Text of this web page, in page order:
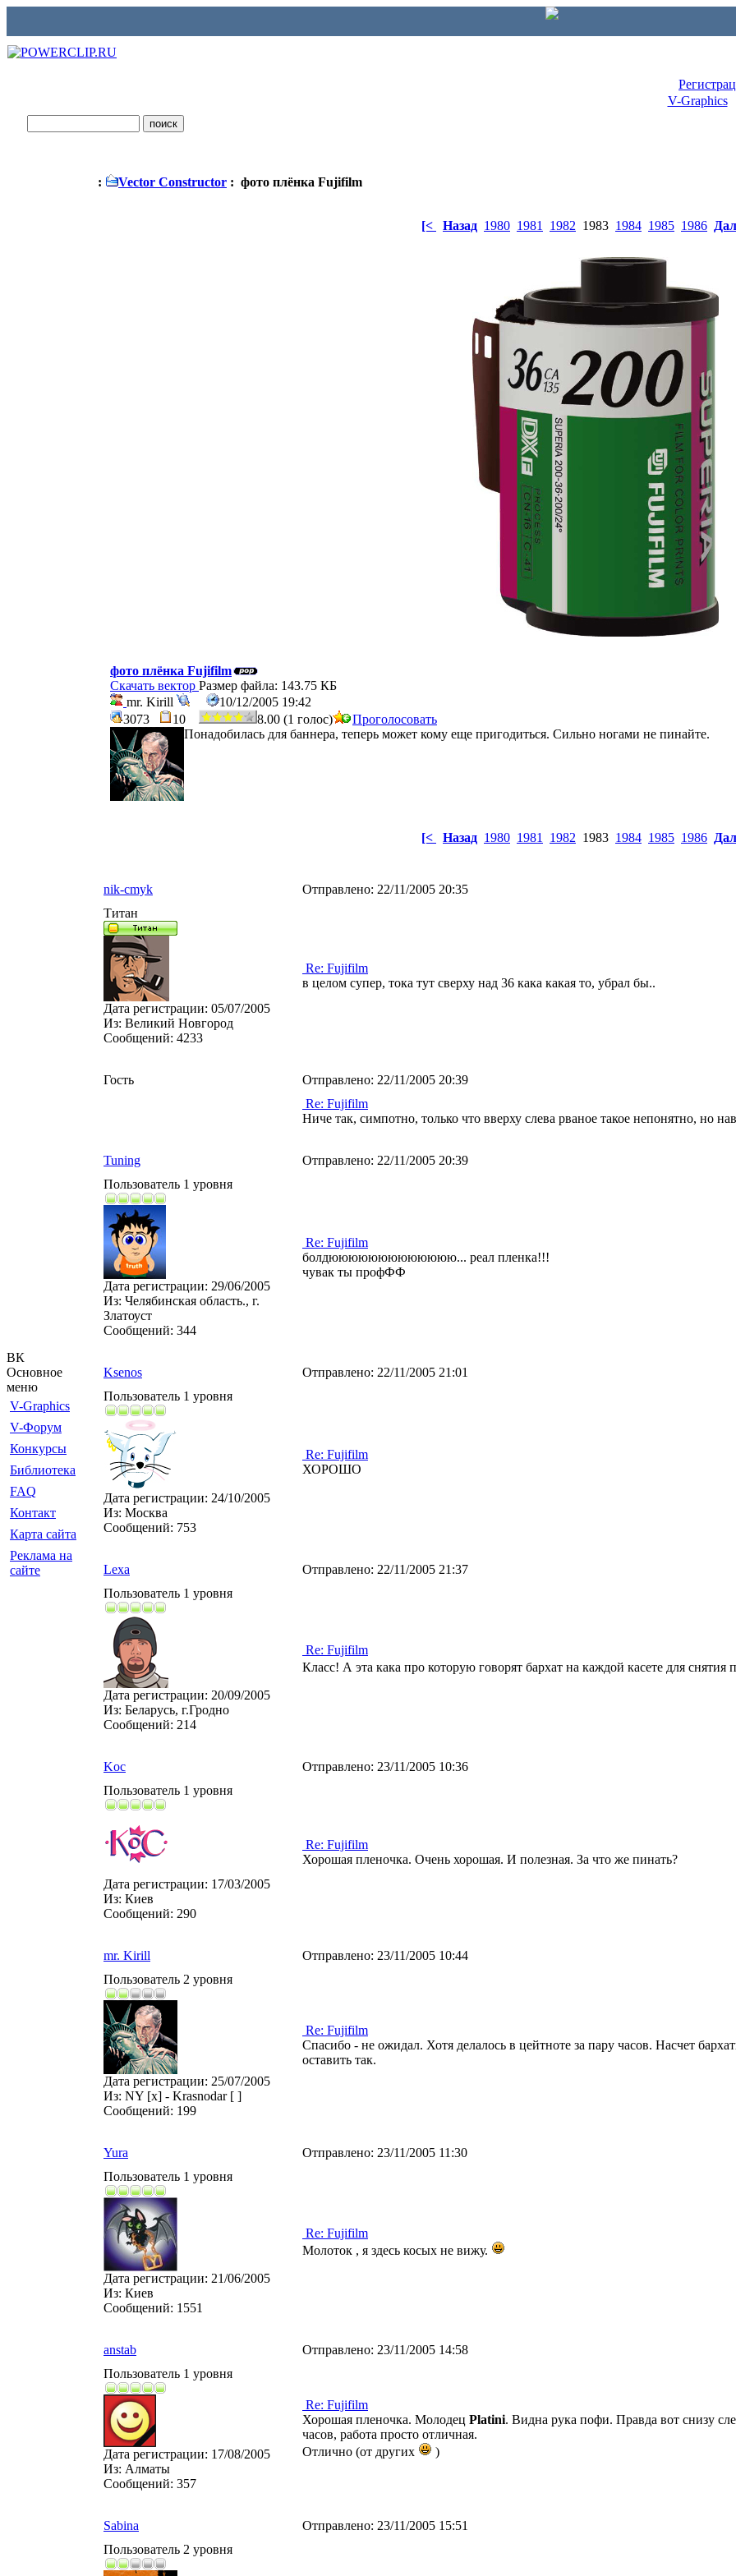
V-Graphics
ВК
Основное
меню
V-Graphics
V-Форум
Конкурсы
Библиотека
FAQ
Контакт
Карта сайта
Реклама на
сайте
: Vector Constructor : фото плёнка Fujifilm
[< Назад 1980 1981 1982 1983 1984 1985 1986
фото плёнка Fujifilm
Скачать вектор Размер файла: 143.75 КБ
mr. Kirill
10/12/2005 19:42
3073
10 8.00 (1 голос)
Проголосовать
Понадобилась для баннера, теперь может кому еще пригодиться. Сильно ногами не пинайте.
[< Назад 1980 1981 1982 1983 1984 1985 1986
nik-cmyk Отправлено: 22/11/2005 20:35
Титан
Дата регистрации: 05/07/2005
Из: Великий Новгород
Сообщений: 4233
Re: Fujifilm
в целом супер, тока тут сверху над 36 кака какая то, убрал бы..
Гость Отправлено: 22/11/2005 20:39
Re: Fujifilm
Ниче так, симпотно, только что вверху слева рваное такое непонятно, но
Tuning Отправлено: 22/11/2005 20:39
Пользователь 1 уровня
Дата регистрации: 29/06/2005
Из: Челябинская область., г.
Златоуст
Сообщений: 344
Re: Fujifilm
болдююююююююююююю... реал пленка!!!
чувак ты профФФ
Ksenos Отправлено: 22/11/2005 21:01
Пользователь 1 уровня
Дата регистрации: 24/10/2005
Из: Москва
Сообщений: 753
Re: Fujifilm
ХОРОШО
Lexa Отправлено: 22/11/2005 21:37
Пользователь 1 уровня
Дата регистрации: 20/09/2005
Из: Беларусь, г.Гродно
Сообщений: 214
Re: Fujifilm
Класс! А эта кака про которую говорят бархат на каждой касете для
Koc Отправлено: 23/11/2005 10:36
Пользователь 1 уровня
Дата регистрации: 17/03/2005
Из: Киев
Сообщений: 290
Re: Fujifilm
Хорошая пленочка. Очень хорошая. И полезная. За что же пинать?
mr. Kirill Отправлено: 23/11/2005 10:44
Пользователь 2 уровня
Дата регистрации: 25/07/2005
Из: NY [x] - Krasnodar [ ]
Сообщений: 199
Re: Fujifilm
Спасибо - не ожидал. Хотя делалось в цейтноте за пару часов. Насчет
оставить так.
Yura Отправлено: 23/11/2005 11:30
Пользователь 1 уровня
Дата регистрации: 21/06/2005
Из: Киев
Сообщений: 1551
Re: Fujifilm
Молоток , я здесь косых не вижу.
anstab Отправлено: 23/11/2005 14:58
Пользователь 1 уровня
Дата регистрации: 17/08/2005
Из: Алматы
Сообщений: 357
Re: Fujifilm
Хорошая пленочка. Молодец Platini. Видна рука пофи. Правда вот снизу
часов, работа просто отличная.
Отлично (от других
)
Sabina Отправлено: 23/11/2005 15:51
Пользователь 2 уровня